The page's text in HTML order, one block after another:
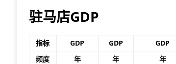
[ 2026年8月2日 ]
驻马店GDP
指标 GDP GDP GDP
频度
年 年 年